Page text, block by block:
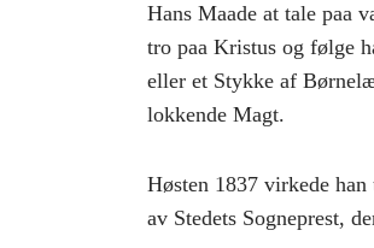
Hans Maade at tale paa
tro paa Kristus og følge
eller et Stykke af
lokkende Magt.
Høsten 1837 virkede
av Stedets Sogneprest,